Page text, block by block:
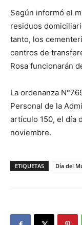
Según informó el
residuos
tanto, los
centros de
Rosa funcionarán
La ordenanza
Personal de la
artículo 150, el día
noviembre.
ETIQUETAS Día del